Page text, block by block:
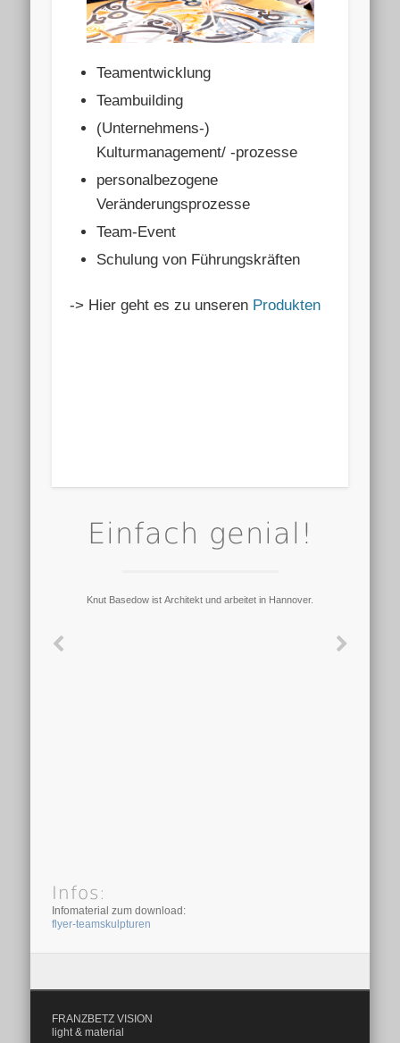
Teamentwicklung
Teambuilding
(Unternehmens-)
Kulturmanagement/ -prozesse
personalbezogene
Veränderungsprozesse
Team-Event
Schulung von Führungskräften
-> Hier geht es zu unseren Produkten
Einfach genial!
Knut Basedow ist Architekt und arbeitet in Hannover.
Infos:
Infomaterial zum download:
flyer-teamskulpturen
FRANZBETZ VISION
light & material